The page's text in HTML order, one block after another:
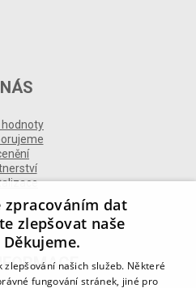
hodnoty
zpracováním dat
zlepšovat naše
zlepšování našich služeb. Některé
fungování stránek, jiné pro